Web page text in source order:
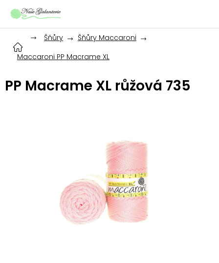
Šňůry
Šňůry Maccaroni
Maccaroni PP Macrame XL
PP Macrame XL růžová 735